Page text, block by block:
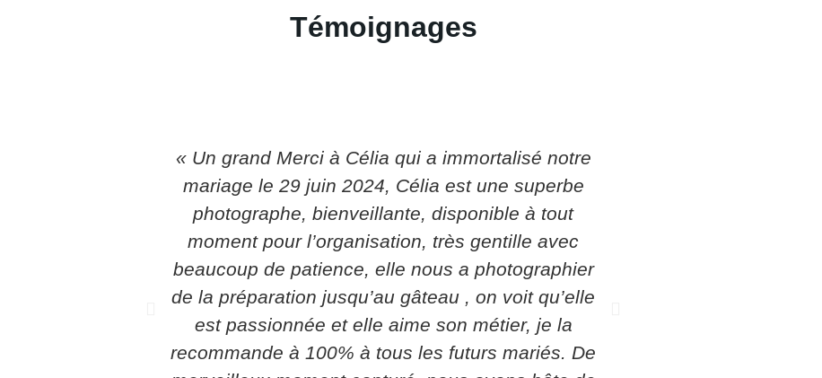
Témoignages
« Un grand Merci à Célia qui a immortalisé notre
mariage le 29 juin 2024, Célia est une superbe
photographe, bienveillante, disponible à tout
moment pour l’organisation, très gentille avec
beaucoup de patience, elle nous a photographier
de la préparation jusqu’au gâteau , on voit qu’elle
est passionnée et elle aime son métier, je la
recommande à 100% à tous les futurs mariés. De